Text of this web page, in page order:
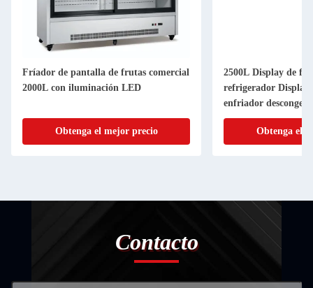
Fríador de pantalla de frutas comercial
2000L con iluminación LED
Obtenga el mejor precio
2500L Display de
refrigerador Display
enfriador
Obtenga el
Contacto